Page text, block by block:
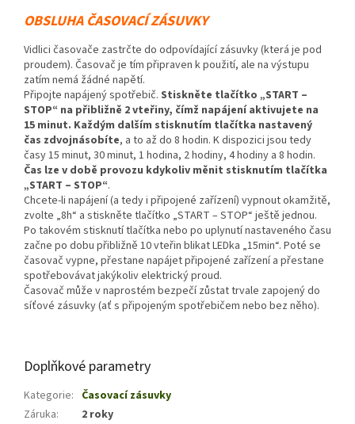
OBSLUHA ČASOVACÍ ZÁSUVKY
Vidlici časovače zastrčte do odpovídající zásuvky (která je pod
proudem). Časovač je tím připraven k použití, ale na výstupu
zatím nemá žádné napětí.
Připojte napájený spotřebič. Stiskněte tlačítko „START –
STOP“ na přibližně 2 vteřiny, čímž napájení aktivujete na
15 minut. Každým dalším stisknutím tlačítka nastavený
čas zdvojnásobíte, a to až do 8 hodin. K dispozici jsou tedy
časy 15 minut, 30 minut, 1 hodina, 2 hodiny, 4 hodiny a 8 hodin.
Čas lze v době provozu kdykoliv měnit stisknutím tlačítka
„START – STOP“.
Chcete-li napájení (a tedy i připojené zařízení) vypnout okamžitě,
zvolte „8h“ a stiskněte tlačítko „START – STOP“ ještě jednou.
Po takovém stisknutí tlačítka nebo po uplynutí nastaveného času
začne po dobu přibližně 10 vteřin blikat LEDka „15min“. Poté se
časovač vypne, přestane napájet připojené zařízení a přestane
spotřebovávat jakýkoliv elektrický proud.
Časovač může v naprostém bezpečí zůstat trvale zapojený do
síťové zásuvky (ať s připojeným spotřebičem nebo bez něho).
Doplňkové parametry
Kategorie: Časovací zásuvky
Záruka:
2 roky